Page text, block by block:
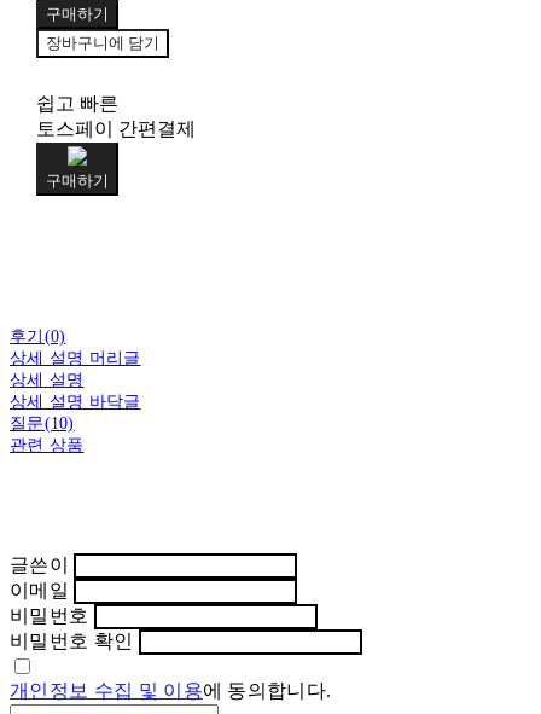
구매하기
장바구니에 담기
쉽고 빠른
토스페이 간편결제
구매하기
후기(0)
상세 설명 머리글
상세 설명
상세 설명 바닥글
질문(10)
관련 상품
글쓴이
이메일
비밀번호
비밀번호 확인
개인정보 수집 및 이용에 동의합니다.